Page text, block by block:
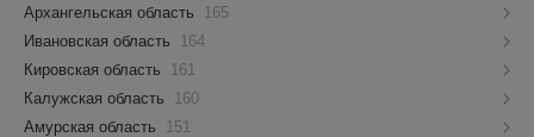
Архангельская область
165
Ивановская область
164
Кировская область
161
Калужская область
160
Амурская область
151